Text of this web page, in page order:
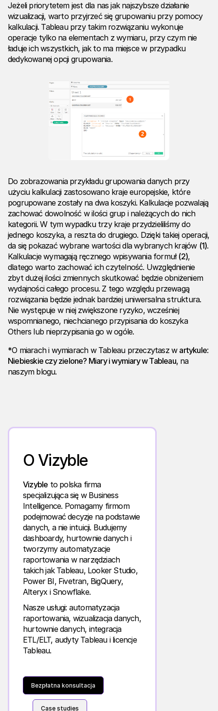
Jeżeli priorytetem jest dla nas jak najszybsze działanie
wizualizacji, warto przyjrzeć się grupowaniu przy pomocy
kalkulacji. Tableau przy takim rozwiązaniu wykonuje
operacje tylko na elementach z wymiaru, przy czym nie
ładuje ich wszystkich, jak to ma miejsce w przypadku
dedykowanej opcji grupowania.
Do zobrazowania przykładu grupowania danych przy
użyciu kalkulacji zastosowano kraje europejskie, które
pogrupowane zostały na dwa koszyki. Kalkulacje pozwalają
zachować dowolność w ilości grup i należących do nich
kategorii. W tym wypadku trzy kraje przydzieliliśmy do
jednego koszyka, a reszta do drugiego. Dzięki takiej operacji,
da się pokazać wybrane wartości dla wybranych krajów (1).
Kalkulacje wymagają ręcznego wpisywania formuł (2),
dlatego warto zachować ich czytelność. Uwzględnienie
zbyt dużej ilości zmiennych skutkować będzie obniżeniem
wydajności całego procesu. Z tego względu przewagą
rozwiązania będzie jednak bardziej uniwersalna struktura.
Nie występuje w niej zwiększone ryzyko, wcześniej
wspomnianego, niechcianego przypisania do koszyka
Others lub nieprzypisania go w ogóle.
*O miarach i wymiarach w Tableau przeczytasz w artykule:
Niebieskie czy zielone? Miary i wymiary w Tableau, na
naszym blogu.
O Vizyble
Vizyble to polska firma
specjalizująca się w Business
Intelligence. Pomagamy firmom
podejmować decyzje na podstawie
danych, a nie intuicji. Budujemy
dashboardy, hurtownie danych i
tworzymy automatyzacje
raportowania w narzędziach
takich jak Tableau, Looker Studio,
Power BI, Fivetran, BigQuery,
Alteryx i Snowflake.
Nasze usługi: automatyzacja
raportowania, wizualizacja danych,
hurtownie danych, integracja
ETL/ELT, audyty Tableau i licencje
Tableau.
Bezpłatna konsultacja
Case studies